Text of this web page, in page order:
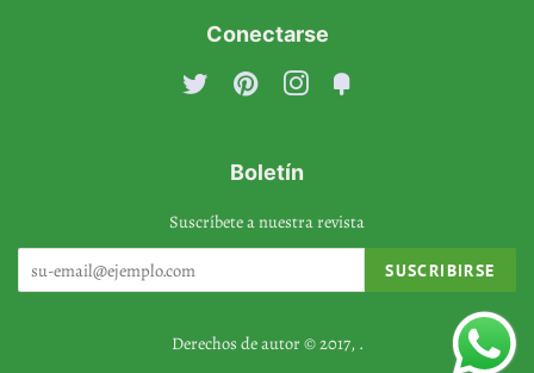
Conectarse
Twitter Pinterest Instagram
Boletín
Suscríbete a nuestra revista
SUSCRIBIRSE
Derechos de autor © 2017, .